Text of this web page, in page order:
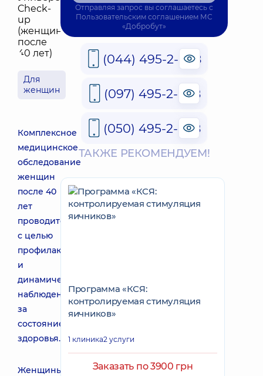
Для
женщин
Комплексное
медицинское
обследование
женщин
после 40
лет
проводится
с целью
профилактического
и
динамического
наблюдения
за
состоянием
здоровья.
Женщины
Отправляя запрос вы соглашаетесь с
Пользовательским соглашением МС
«Добробут»
(044) 495-2-888
(097) 495-2-888
(050) 495-2-888
ТАКЖЕ РЕКОМЕНДУЕМ!
Программа «КСЯ:
контролируемая стимуляция
яичников»
1 клиника2 услуги
Заказать по 3900 грн